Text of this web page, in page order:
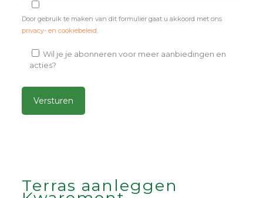
Door gebruik te maken van dit formulier gaat u akkoord met ons
privacy- en cookiebeleid
Wil je je abonneren voor meer aanbiedingen en
acties?
Terras aanleggen